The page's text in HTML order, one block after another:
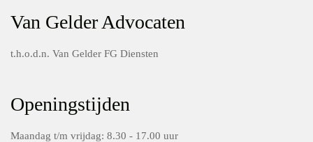
Van Gelder Advocaten
t.h.o.d.n. Van Gelder FG Diensten
Openingstijden
Maandag t/m vrijdag: 8.30 - 17.00 uur